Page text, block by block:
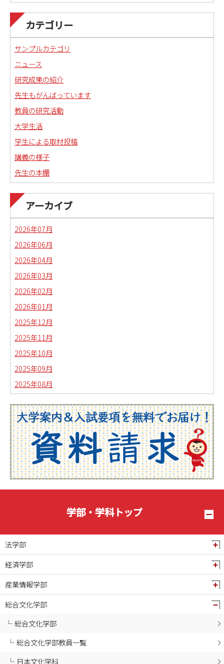
カテゴリー
サンプルカテゴリ
ニュース
研究成果の紹介
先生もがんばっています
教員の研究活動
大学生活
学生による取材投稿
講義の様子
先生の本棚
アーカイブ
2026年07月
2026年06月
2026年04月
2026年03月
2026年02月
2026年01月
2025年12月
2025年11月
2025年10月
2025年09月
2025年08月
2025年06月
2025年05月
2025年04月
2025年03月
2025年02月
2025年01月
2024年10月
2024年09月
2024年08月
2024年07月
2024年06月
学部・学科トップ
法学部
経済学部
産業情報学部
総合文化学部
総合文化学部
総合文化学部教員一覧
日本文化学科